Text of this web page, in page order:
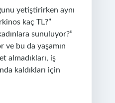
yetiştirirken aynı
kaç TL?”
sunuluyor?”
ve bu da yaşamın
almadıkları, iş
kaldıkları için